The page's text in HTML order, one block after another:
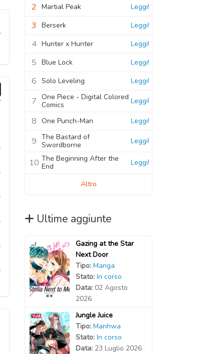
2 Martial Peak Leggi!
3 Berserk Leggi!
4 Hunter x Hunter Leggi!
5 Blue Lock Leggi!
6 Solo Leveling Leggi!
7 One Piece - Digital Colored
Comics
Leggi!
8 One Punch-Man Leggi!
9 The Bastard of
Swordborne
Leggi!
10 The Beginning After the
End
Leggi!
Altro
Ultime aggiunte
Gazing at the Star
Next Door
Tipo: Manga
Stato: In corso
Data: 02 Agosto
2026
Jungle Juice
Tipo: Manhwa
Stato: In corso
Data: 23 Luglio 2026